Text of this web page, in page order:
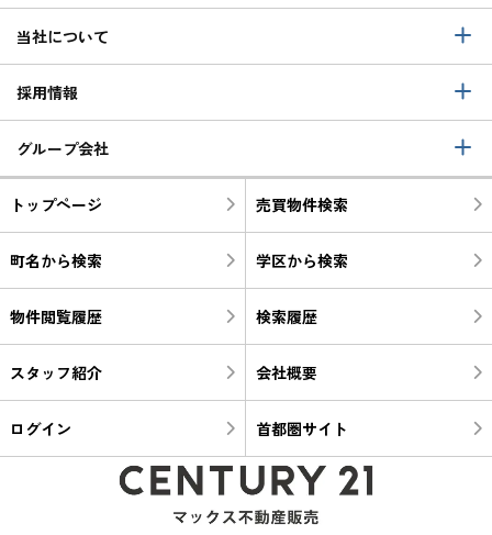
当社について
採用情報
グループ会社
トップページ 売買物件検索
町名から検索 学区から検索
物件閲覧履歴 検索履歴
スタッフ紹介 会社概要
ログイン 首都圏サイト